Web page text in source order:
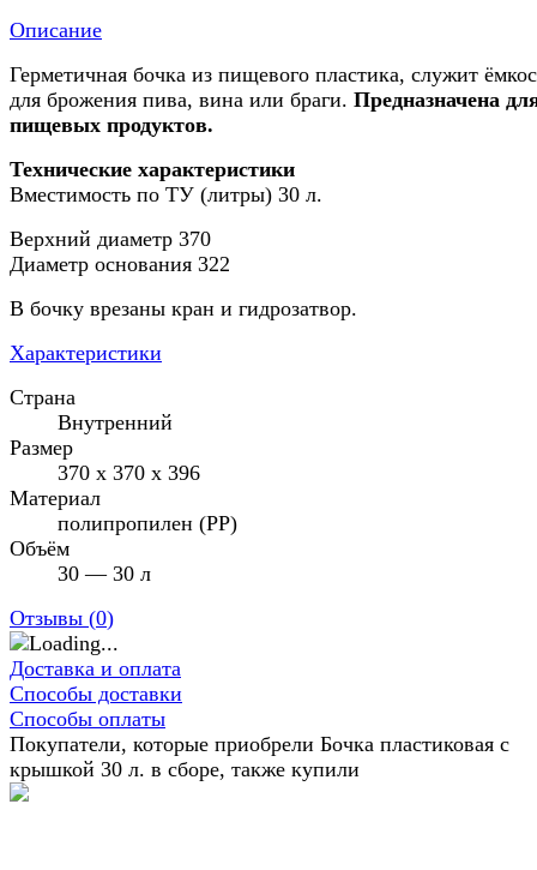
Описание
Герметичная бочка из пищевого пластика, служит
для брожения пива, вина или браги. Предназначена
пищевых продуктов.
Технические характеристики
Вместимость по ТУ (литры) 30 л.
Верхний диаметр 370
Диаметр основания 322
В бочку врезаны кран и гидрозатвор.
Характеристики
Страна
Внутренний
Размер
370 x 370 x 396
Материал
полипропилен (PP)
Объём
30 — 30 л
Отзывы (0)
Доставка и оплата
Способы доставки
Способы оплаты
Покупатели, которые приобрели Бочка пластиковая с
крышкой 30 л. в сборе, также купили